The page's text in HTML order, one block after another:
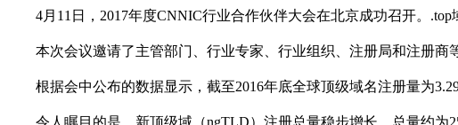
4月 11 日， 2017年度CNNIC行业合作伙伴大会在北京成功召开。 .top
本次会议邀请了主管部门、行业专家、行业组织、注册局和注册
根据会中公布的数据显示，截至2016年底全球顶级域名注册量为